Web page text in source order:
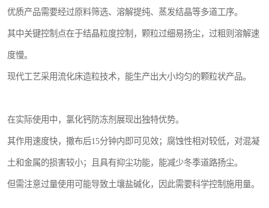
优质产品需要经过原料筛选、溶解提纯、蒸发结晶等多道工序。
其中关键控制点在于结晶粒度控制，颗粒过细易扬尘，过粗则溶解速
度慢。
现代工艺采用流化床造粒技术，能生产出大小均匀的颗粒状产品。
在实际使用中，氯化钙防冻剂展现出独特优势。
其作用速度快，撒布后15分钟内即可见效；腐蚀性相对较低，对混凝
土和金属的损害较小；且具有抑尘功能，能减少冬季道路扬尘。
但需注意过量使用可能导致土壤盐碱化，因此需要科学控制施用量。